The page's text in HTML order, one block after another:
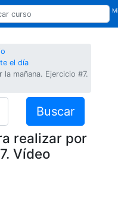
el día
mañana. Ejercicio #7.
Buscar
realizar por
Vídeo